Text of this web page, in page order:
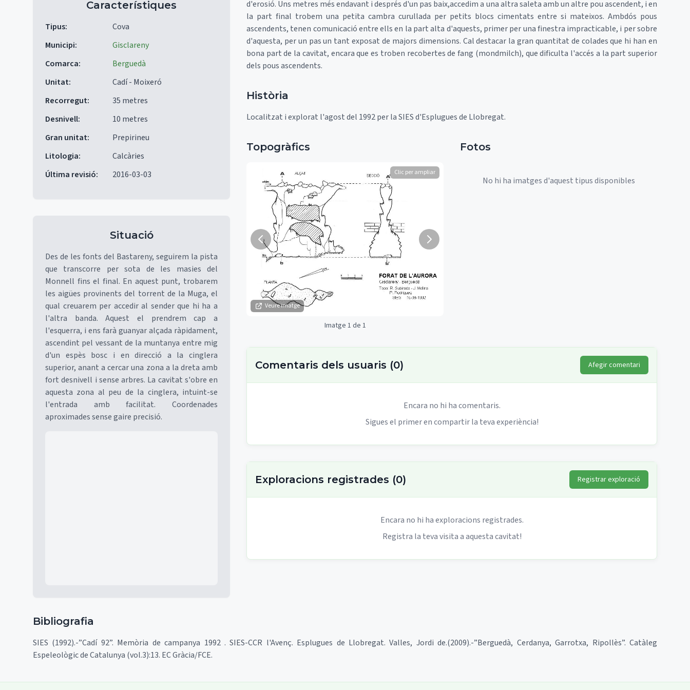
Característiques
Tipus:
Cova
Municipi:
Gisclareny
Comarca:
Berguedà
Unitat:
Cadí - Moixeró
Recorregut:
35 metres
Desnivell:
10 metres
Gran unitat:
Prepirineu
Litologia:
Calcàries
Última revisió: 2016-03-03
Situació
Des de les fonts del Bastareny, seguirem la pista
que transcorre per sota de les masies del
Monnell fins el final. En aquest punt, trobarem
les aigües provinents del torrent de la Muga, el
qual creuarem per accedir al sender que hi ha a
l'altra banda. Aquest el prendrem cap a
l'esquerra, i ens farà guanyar alçada ràpidament,
ascendint pel vessant de la muntanya entre mig
d'un espès bosc i en direcció a la cinglera
superior, anant a cercar una zona a la dreta amb
fort desnivell i sense arbres. La cavitat s'obre en
aquesta zona al peu de la cinglera, intuint-se
l'entrada amb facilitat. Coordenades
aproximades sense gaire precisió.
d'erosió. Uns metres més endavant i després d'un pas baix,accedim a una altra saleta amb un altre pou ascendent, i en
la part final trobem una petita cambra curullada per petits blocs cimentats entre si mateixos. Ambdós pous
ascendents, tenen comunicació entre ells en la part alta d'aquests, primer per una finestra impracticable, i per sobre
d'aquesta, per un pas un tant exposat de majors dimensions. Cal destacar la gran quantitat de colades que hi han en
bona part de la cavitat, encara que es troben recobertes de fang (mondmilch), que dificulta l'accés a la part superior
dels pous ascendents.
Història
Localitzat i explorat l'agost del 1992 per la SIES d'Esplugues de Llobregat.
Topogràfics
Veure imatge
Clic per ampliar
Imatge 1 de 1
Fotos
No hi ha imatges d'aquest tipus disponibles
Comentaris dels usuaris (0) Afegir comentari
Encara no hi ha comentaris.
Sigues el primer en compartir la teva experiència!
Exploracions registrades (0) Registrar exploració
Encara no hi ha exploracions registrades.
Registra la teva visita a aquesta cavitat!
Bibliografia
SIES (1992).-”Cadí 92”. Memòria de campanya 1992 . SIES-CCR l'Avenç. Esplugues de Llobregat. Valles, Jordi de.(2009).-”Berguedà, Cerdanya, Garrotxa, Ripollès”. Catàleg
Espeleològic de Catalunya (vol.3):13. EC Gràcia/FCE.